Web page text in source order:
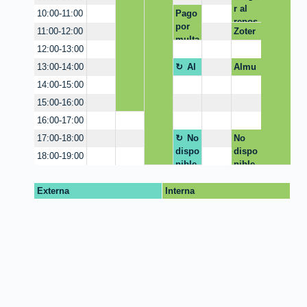
r al
repos
itorio
10:00-11:00
Pago
por
multa
11:00-12:00
Zoter
o
12:00-13:00
13:00-14:00
Al
muer
Almu
erzo
14:00-15:00
15:00-16:00
16:00-17:00
17:00-18:00
No
dispo
nible
No
dispo
nible
18:00-19:00
Externa Interna